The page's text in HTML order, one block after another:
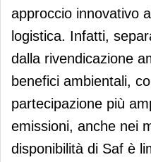
approccio innovativo
logistica. Infatti,
dalla rivendicazione
benefici ambientali,
partecipazione più
emissioni, anche nei
disponibilità di Saf è